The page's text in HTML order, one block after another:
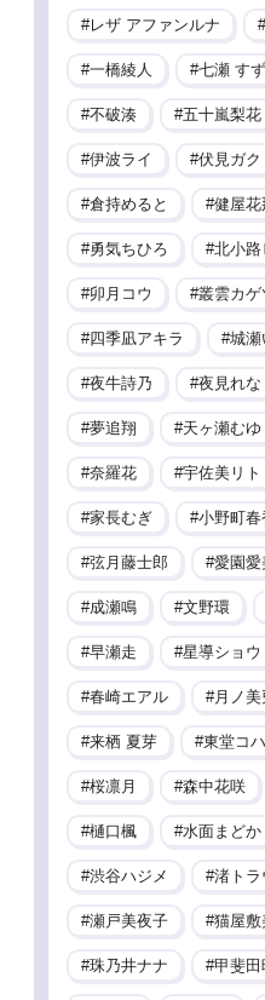
レザ アファンルナ
一橋綾人 七瀬 す
不破湊 五十嵐梨花
伊波ライ 伏見ガク
倉持めると 健屋花
勇気ちひろ 北小路
卯月コウ 叢雲カゲ
四季凪アキラ 城瀬
夜牛詩乃 夜見れな
夢追翔 天ヶ瀬むゆ
奈羅花 宇佐美リト
家長むぎ 小野町春
弦月藤士郎 愛園愛
成瀬鳴 文野環
早瀬走 星導ショウ
春崎エアル 月ノ美
来栖 夏芽 東堂コ
桜凛月 森中花咲
樋口楓 水面まどか
渋谷ハジメ 渚トラ
瀬戸美夜子 猫屋敷
珠乃井ナナ 甲斐田